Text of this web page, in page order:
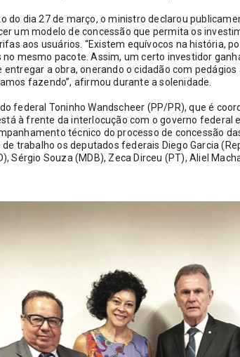
do dia 27 de março, o ministro declarou
um modelo de concessão que permita os
aos usuários. “Existem equívocos na história,
no mesmo pacote. Assim, um certo investidor
entregar a obra, onerando o cidadão com
fazendo”, afirmou durante a solenidade.
federal Toninho Wandscheer (PP/PR), que é
à frente da interlocução com o governo
técnico do processo de concessão
trabalho os deputados federais Diego Garcia
Sérgio Souza (MDB), Zeca Dirceu (PT), Aliel